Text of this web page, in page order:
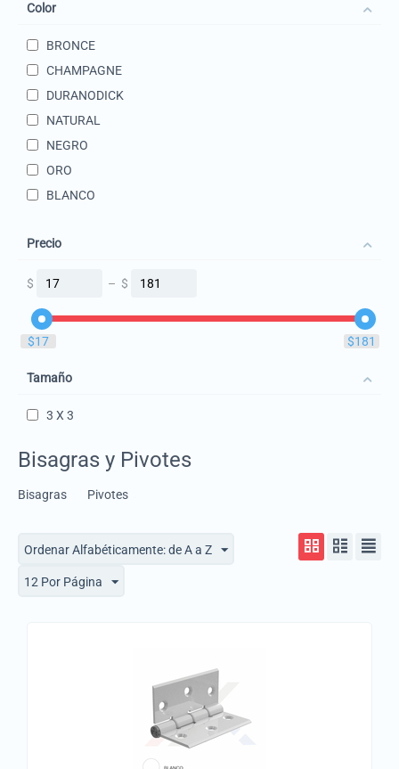
Color
BRONCE
CHAMPAGNE
DURANODICK
NATURAL
NEGRO
ORO
BLANCO
Precio
$ – $
‎$17 ‎$181
Tamaño
3 X 3
Bisagras y Pivotes
Bisagras Pivotes
Ordenar Alfabéticamente: de A a Z
12 Por Página